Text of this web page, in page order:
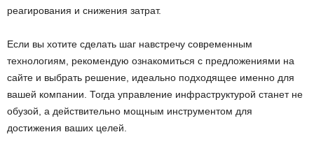
реагирования и снижения затрат.
Если вы хотите сделать шаг навстречу современным
технологиям, рекомендую ознакомиться с предложениями на
сайте и выбрать решение, идеально подходящее именно для
вашей компании. Тогда управление инфраструктурой станет не
обузой, а действительно мощным инструментом для
достижения ваших целей.